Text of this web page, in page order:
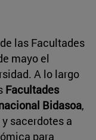
las Facultades
mayo el
A lo largo
Facultades
Bidasoa,
sacerdotes a
para